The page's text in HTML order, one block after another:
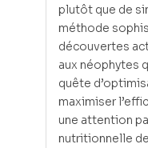
plutôt que de
méthode
découvertes
aux néophytes
quête
maximiser
une attention
nutritionnelle de